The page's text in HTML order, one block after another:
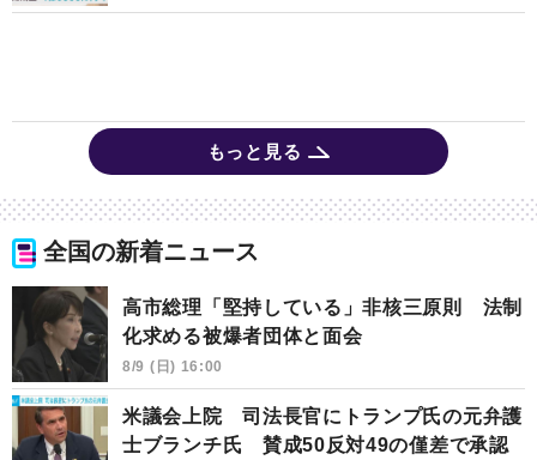
もっと見る
全国の新着ニュース
高市総理「堅持している」非核三原則 法制
化求める被爆者団体と面会
8/9 (日) 16:00
米議会上院 司法長官にトランプ氏の元弁護
士ブランチ氏 賛成50反対49の僅差で承認